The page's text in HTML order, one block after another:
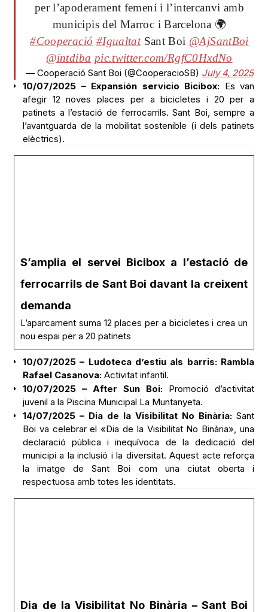
per l’apoderament femení i l’intercanvi amb
municipis del Marroc i Barcelona 🌍
#Cooperació #IgualtatSant Boi @AjSantBoi
@intdiba pic.twitter.com/RgfC0HxdNo
— Cooperació Sant Boi (@CooperacioSB) July 4, 2025
10/07/2025 – Expansión servicio Bicibox: Es van
afegir 12 noves places per a bicicletes i 20 per a
patinets a l’estació de ferrocarrils. Sant Boi, sempre a
l’avantguarda de la mobilitat sostenible (i dels patinets
elèctrics).
S’amplia el servei Bicibox a l’estació de
ferrocarrils de Sant Boi davant la creixent
demanda
L’aparcament suma 12 places per a bicicletes i crea un
nou espai per a 20 patinets
10/07/2025 – Ludoteca d’estiu als barris: Rambla
Rafael Casanova: Activitat infantil.
10/07/2025 – After Sun Boi: Promoció d’activitat
juvenil a la Piscina Municipal La Muntanyeta.
14/07/2025 – Dia de la Visibilitat No Binària: Sant
Boi va celebrar el «Dia de la Visibilitat No Binària», una
declaració pública i inequívoca de la dedicació del
municipi a la inclusió i la diversitat. Aquest acte reforça
la imatge de Sant Boi com una ciutat oberta i
respectuosa amb totes les identitats.
Dia de la Visibilitat No Binària – Sant Boi